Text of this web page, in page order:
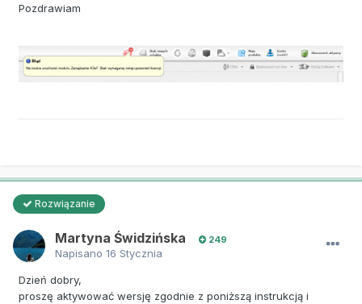
Pozdrawiam
Rozwiązanie
Martyna Świdzińska 249
Napisano 16 Stycznia
Dzień dobry,
proszę aktywować wersję zgodnie z poniższą instrukcją i